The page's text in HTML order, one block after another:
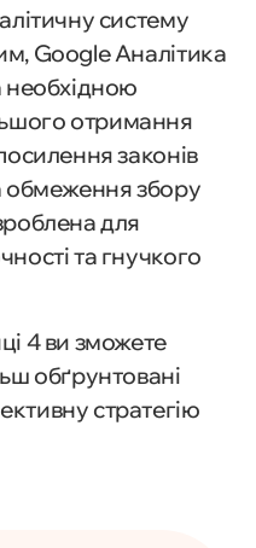
систему
Google Аналітика
необхідною
отримання
законів
обмеження збору
для
та гнучкого
4 ви зможете
обґрунтовані
стратегію